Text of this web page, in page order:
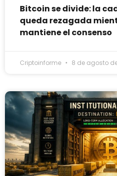
Bitcoin se divide: la
queda rezagada
mantiene el consenso
Criptoinforme 8 de agosto